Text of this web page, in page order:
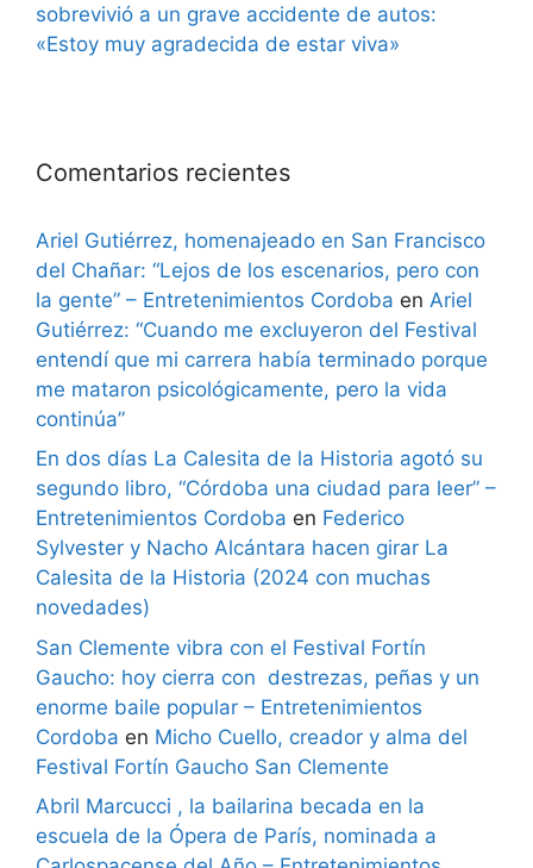
sobrevivió a un grave accidente de autos:
«Estoy muy agradecida de estar viva»
Comentarios recientes
Ariel Gutiérrez, homenajeado en San Francisco
del Chañar: “Lejos de los escenarios, pero con
la gente” – Entretenimientos Cordoba en Ariel
Gutiérrez: “Cuando me excluyeron del Festival
entendí que mi carrera había terminado porque
me mataron psicológicamente, pero la vida
continúa”
En dos días La Calesita de la Historia agotó su
segundo libro, “Córdoba una ciudad para leer” –
Entretenimientos Cordoba en Federico
Sylvester y Nacho Alcántara hacen girar La
Calesita de la Historia (2024 con muchas
novedades)
San Clemente vibra con el Festival Fortín
Gaucho: hoy cierra con destrezas, peñas y un
enorme baile popular – Entretenimientos
Cordoba en Micho Cuello, creador y alma del
Festival Fortín Gaucho San Clemente
Abril Marcucci , la bailarina becada en la
escuela de la Ópera de París, nominada a